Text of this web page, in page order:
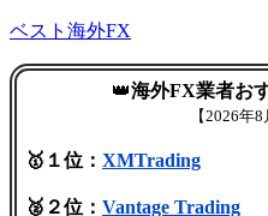
ベスト海外FX
👑海外FX業者お
【2026年8
🥇１位： XMTrading
🥈２位： Vantage Trading